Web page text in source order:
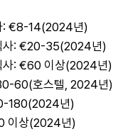
: €8-14(2024년)
사: €20-35(2024년)
사: €60 이상(2024년)
60(호스텔, 2024년)
180(2024년)
이상(2024년)